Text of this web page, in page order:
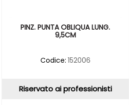
PINZ. PUNTA OBLIQUA LUNG.
9,5CM
Codice: 152006
Riservato ai professionisti